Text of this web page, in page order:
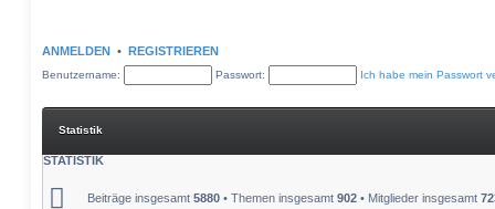
ANMELDEN • REGISTRIEREN
Benutzername: Passwort: Ich habe mein Passwort
Statistik
STATISTIK
Beiträge insgesamt 5880 • Themen insgesamt 902 • Mitglieder insgesamt